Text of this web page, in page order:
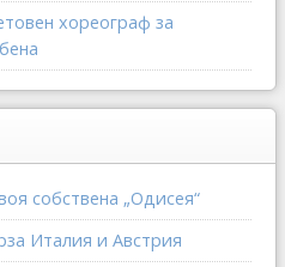
хореограф за
собствена „Одисея“
Италия и Австрия